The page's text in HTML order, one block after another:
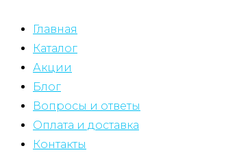
Главная
Каталог
Акции
Блог
Вопросы и ответы
Оплата и доставка
Контакты